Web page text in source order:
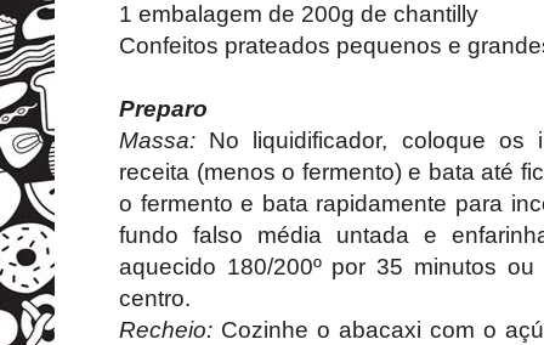
1 embalagem de 200g de chantilly
Confeitos prateados pequenos e
Preparo
Massa: No liquidificador, coloque os
receita (menos o fermento) e bata até
o fermento e bata rapidamente para
fundo falso média untada e
aquecido 180/200º por 35 minutos
centro.
Recheio: Cozinhe o abacaxi com o